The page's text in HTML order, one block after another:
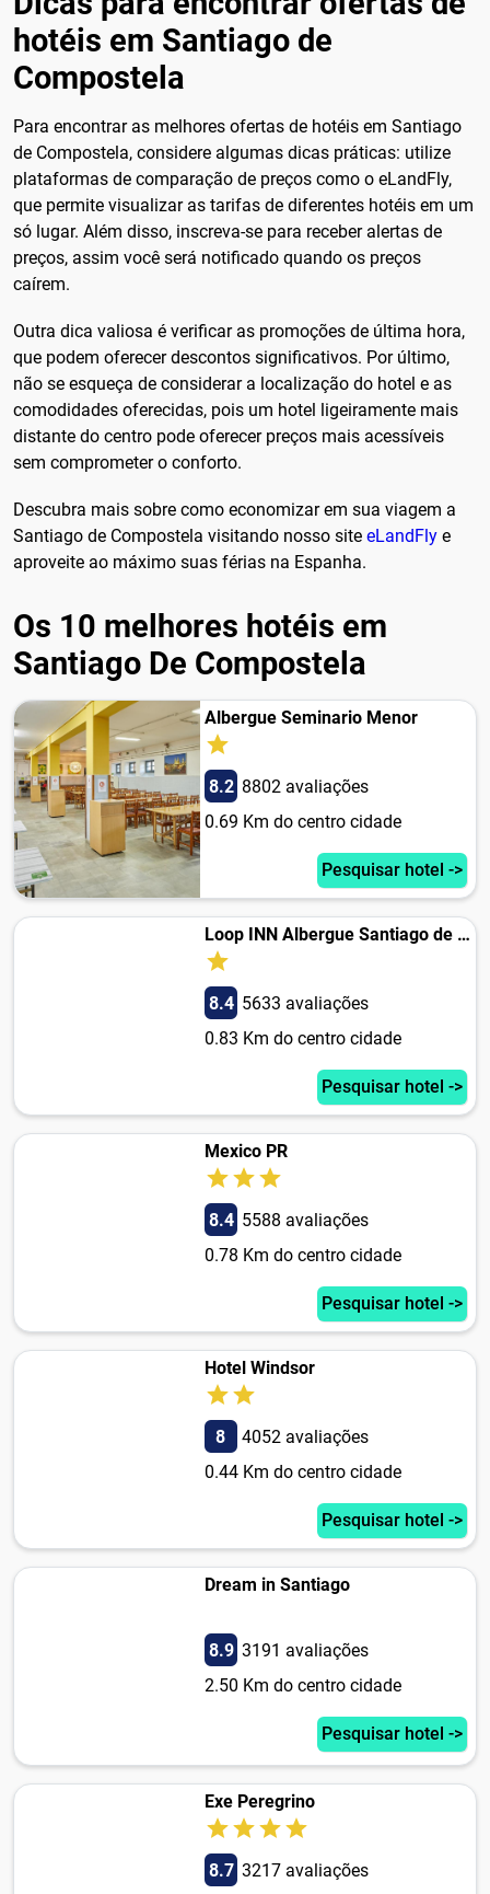
hotéis em Santiago de
Compostela
Para encontrar as melhores ofertas de hotéis em Santiago
de Compostela, considere algumas dicas práticas: utilize
plataformas de comparação de preços como o eLandFly,
que permite visualizar as tarifas de diferentes hotéis em um
só lugar. Além disso, inscreva-se para receber alertas de
preços, assim você será notificado quando os preços
caírem.
Outra dica valiosa é verificar as promoções de última hora,
que podem oferecer descontos significativos. Por último,
não se esqueça de considerar a localização do hotel e as
comodidades oferecidas, pois um hotel ligeiramente mais
distante do centro pode oferecer preços mais acessíveis
sem comprometer o conforto.
Descubra mais sobre como economizar em sua viagem a
Santiago de Compostela visitando nosso site eLandFly e
aproveite ao máximo suas férias na Espanha.
Os 10 melhores hotéis em
Santiago De Compostela
Albergue Seminario Menor
8.2 8802 avaliações
0.69 Km do centro cidade
Pesquisar hotel ->
Loop INN Albergue Santiago de Compostela
8.4 5633 avaliações
0.83 Km do centro cidade
Pesquisar hotel ->
Mexico PR
8.4 5588 avaliações
0.78 Km do centro cidade
Pesquisar hotel ->
Hotel Windsor
8
4052 avaliações
0.44 Km do centro cidade
Pesquisar hotel ->
Dream in Santiago
8.9 3191 avaliações
2.50 Km do centro cidade
Pesquisar hotel ->
Exe Peregrino
8.7 3217 avaliações